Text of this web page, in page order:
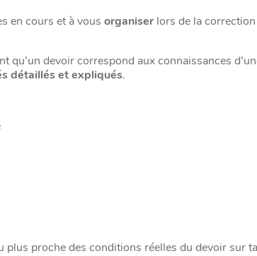
en cours et à vous organiserlors de la
qu’un devoir correspond aux connaissances
détaillés et expliqués.
plus proche des conditions réelles du devoir sur